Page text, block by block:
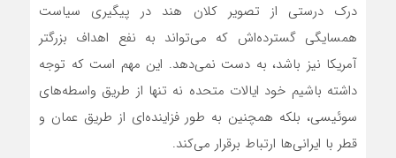
درک درستی از تصویر کلان هند در پیگیری سیاست
همسایگی گسترده‌اش که می‌تواند به نفع اهداف بزرگتر
آمریکا نیز باشد، به دست نمی‌دهد. این مهم است که توجه
داشته باشیم خود ایالات متحده نه تنها از طریق واسطه‌های
سوئیسی، بلکه همچنین به طور فزاینده‌ای از طریق عمان و
قطر با ایرانی‌ها ارتباط برقرار می‌کند.